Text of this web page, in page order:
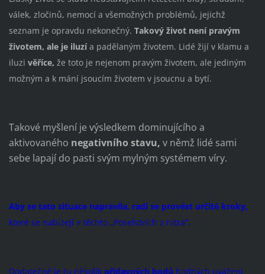
válek, zločinů, nemocí a všemožných problémů, jejichž
seznam je opravdu nekonečný. Takový život není pravým
životem, ale je iluzía padělaným životem. Lidé žijí v klamu a
iluzi věříce, že toto je nejenom pravým životem, ale jediným
možným a k mání jsoucím životem v jsoucnu a bytí.
Takové myšlení je výsledkem dominujícího a
aktivovaného negativního stavu, v němž lidé sami
sebe lapají do pasti svým mylným systémem víry.
Aby se tato situace napravila, radí se provést určité kroky,
které se nabízejí v těchto „Poselstvích z nitra“.
Dodatečně je tu několik přídavných bodů hodných uvážení